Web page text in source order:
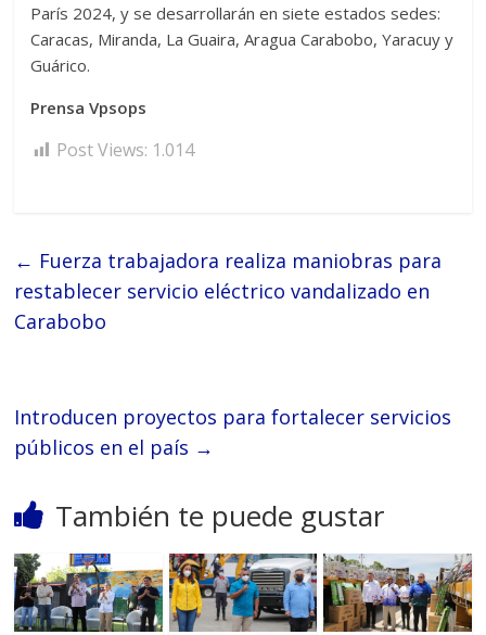
París 2024, y se desarrollarán en siete estados sedes:
Caracas, Miranda, La Guaira, Aragua Carabobo, Yaracuy y
Guárico.
Prensa Vpsops
Post Views: 1.014
← Fuerza trabajadora realiza maniobras para
restablecer servicio eléctrico vandalizado en
Carabobo
Introducen proyectos para fortalecer servicios
públicos en el país →
También te puede gustar